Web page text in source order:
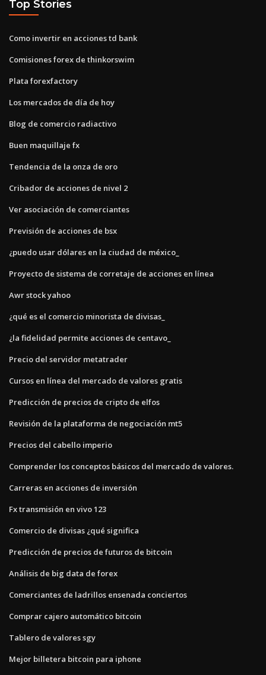
Top Stories
Como invertir en acciones td bank
Comisiones forex de thinkorswim
Plata forexfactory
Los mercados de día de hoy
Blog de comercio radiactivo
Buen maquillaje fx
Tendencia de la onza de oro
Cribador de acciones de nivel 2
Ver asociación de comerciantes
Previsión de acciones de bsx
¿puedo usar dólares en la ciudad de méxico_
Proyecto de sistema de corretaje de acciones en línea
Awr stock yahoo
¿qué es el comercio minorista de divisas_
¿la fidelidad permite acciones de centavo_
Precio del servidor metatrader
Cursos en línea del mercado de valores gratis
Predicción de precios de cripto de elfos
Revisión de la plataforma de negociación mt5
Precios del cabello imperio
Comprender los conceptos básicos del mercado de valores.
Carreras en acciones de inversión
Fx transmisión en vivo 123
Comercio de divisas ¿qué significa
Predicción de precios de futuros de bitcoin
Análisis de big data de forex
Comerciantes de ladrillos ensenada conciertos
Comprar cajero automático bitcoin
Tablero de valores sgy
Mejor billetera bitcoin para iphone